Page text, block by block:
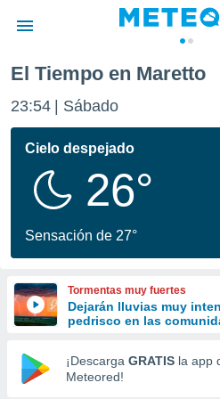
de
por
se
calidad.
a este
las
y
forma
digital
basada
El Tiempo en Maretto
23:54 Sábado
Cielo despejado
26°
Sensación de 27°
Tormentas muy fuertes
Dejarán lluvias muy
pedrisco en las
¡Descarga GRATIS la app
Meteored!